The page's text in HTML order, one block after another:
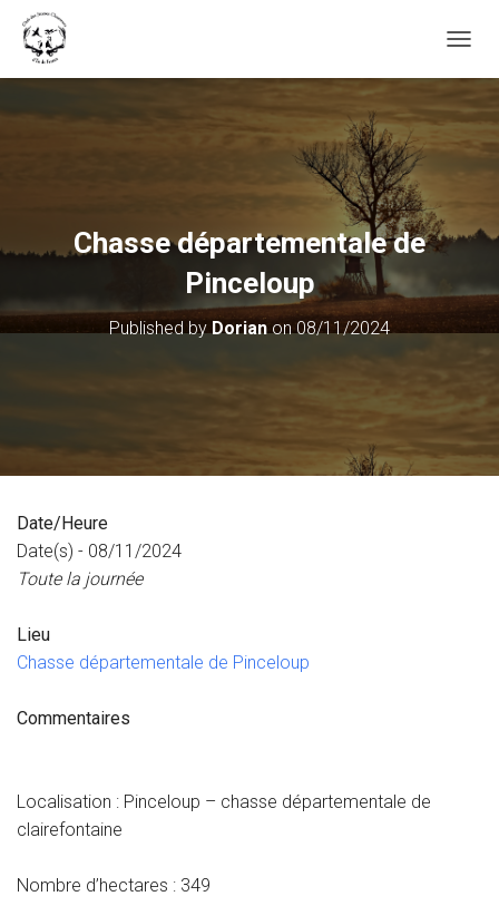
Chasse départementale de
Pinceloup
Published byDorianon08/11/2024
Date/Heure
Date(s) - 08/11/2024
Toute la journée
Lieu
Chasse départementale de Pinceloup
Commentaires
Localisation : Pinceloup – chasse départementale de
clairefontaine
Nombre d’hectares : 349